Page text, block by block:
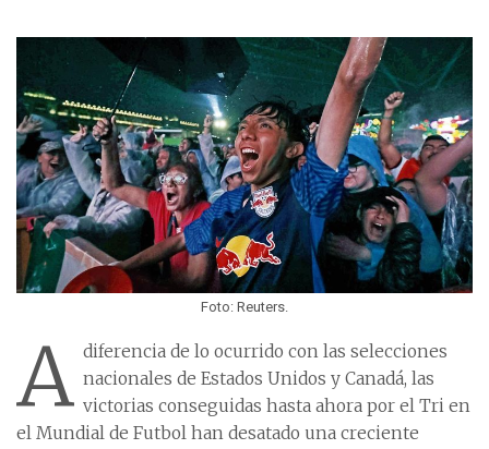
Foto: Reuters.
A diferencia de lo ocurrido con las selecciones
nacionales de Estados Unidos y Canadá, las
victorias conseguidas hasta ahora por el Tri en
el Mundial de Futbol han desatado una creciente